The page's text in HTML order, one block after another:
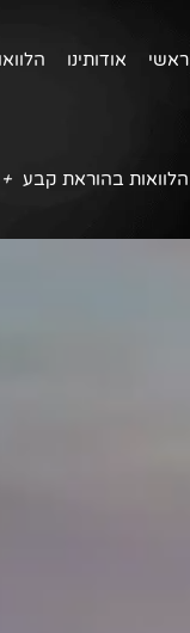
ראשי אודותינו
הלוואות בהוראת קבע